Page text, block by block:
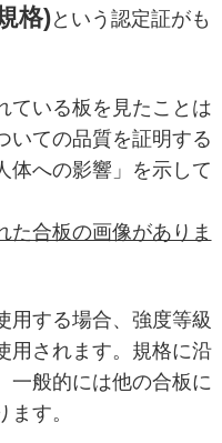
格)という認定証がも
ている板を見たことは
いての品質を証明する
体への影響」を示して
た合板の画像がありま
用する場合、強度等級
用されます。規格に沿
一般的には他の合板に
す。